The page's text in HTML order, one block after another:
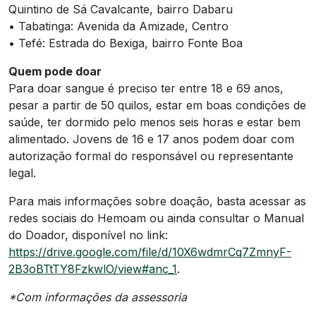
Quintino de Sá Cavalcante, bairro Dabaru
• Tabatinga: Avenida da Amizade, Centro
• Tefé: Estrada do Bexiga, bairro Fonte Boa
Quem pode doar
Para doar sangue é preciso ter entre 18 e 69 anos,
pesar a partir de 50 quilos, estar em boas condições de
saúde, ter dormido pelo menos seis horas e estar bem
alimentado. Jovens de 16 e 17 anos podem doar com
autorização formal do responsável ou representante
legal.
Para mais informações sobre doação, basta acessar as
redes sociais do Hemoam ou ainda consultar o Manual
do Doador, disponível no link:
https://drive.google.com/file/d/10X6wdmrCq7ZmnyF-
2B3oBTtTY8FzkwlO/view#anc_1.
*Com informações da assessoria